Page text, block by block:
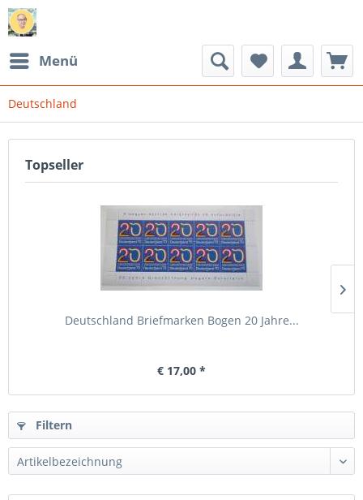
Menü
Deutschland
Topseller
Deutschland Briefmarken Bogen 20 Jahre...
€ 17,00 *
Filtern